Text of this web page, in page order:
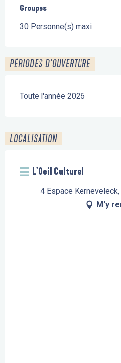
Groupes
Groupes
30 Personne(s) maxi
PÉRIODES D'OUVERTURE
Toute l'année 2026
LOCALISATION
L'Oeil Culturel
4 Espace
M'y